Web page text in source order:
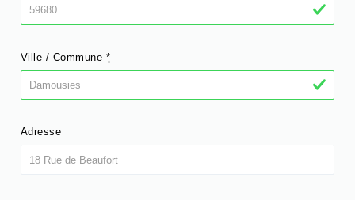
Ville / Commune *
Adresse